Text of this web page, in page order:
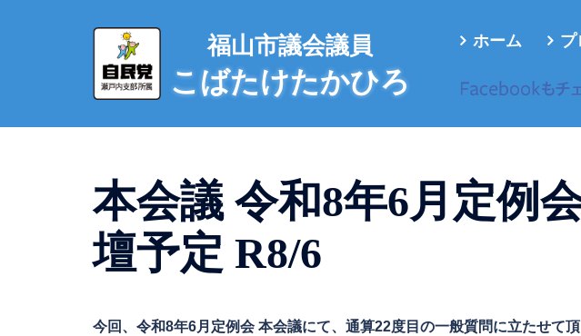
へ
福山市議会議員
こばたけたかひろ
ホーム プ
本会議 令和8年6月定例
壇予定 R8/6
今回、令和8年6月定例会 本会議にて、通算22度目の一般質問に立たせて